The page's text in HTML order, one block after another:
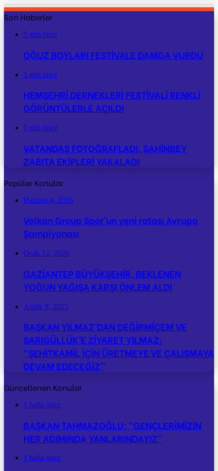
Son Haberler
5 gün önce
OĞUZ BOYLARI FESTİVALE DAMGA VURDU
5 gün önce
HEMŞEHRİ DERNEKLERİ FESTİVALİ RENKLİ
GÖRÜNTÜLERLE AÇILDI
5 gün önce
VATANDAŞ FOTOĞRAFLADI, ŞAHİNBEY
ZABITA EKİPLERİ YAKALADI
Popüler Konular
Haziran 4, 2026
Volkan Group Spor’un yeni rotası Avrupa
Şampiyonası
Ocak 12, 2026
GAZİANTEP BÜYÜKŞEHİR, BEKLENEN
YOĞUN YAĞIŞA KARŞI ÖNLEM ALDI
Aralık 8, 2025
BAŞKAN YILMAZ’DAN DEĞİRMİÇEM VE
SARIGÜLLÜK’E ZİYARET YILMAZ:
“ŞEHİTKAMİL İÇİN ÜRETMEYE VE ÇALIŞMAYA
DEVAM EDECEĞİZ”
Güncellenen Konular
1 hafta önce
BAŞKAN TAHMAZOĞLU: “GENÇLERİMİZİN
HER ADIMINDA YANLARINDAYIZ”
1 hafta önce